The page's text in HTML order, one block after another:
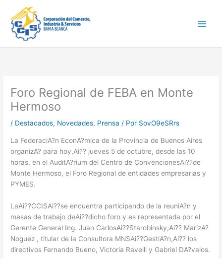
contenido
Foro Regional de FEBA en Monte
Hermoso
/ Destacados, Novedades, Prensa / Por SovO9eSRrs
La FederaciA?n EconA?mica de la Provincia de Buenos Aires
organizA? para hoy,Ai?? jueves 5 de octubre, desde las 10
horas, en el AuditA?rium del Centro de ConvencionesAi??de
Monte Hermoso, el Foro Regional de entidades empresarias y
PYMES.
LaAi??CCISAi??se encuentra participando de la reuniA?n y
mesas de trabajo deAi??dicho foro y es representada por el
Gerente General Ing. Juan CarlosAi??Starobinsky,Ai?? MarizA?
Noguez , titular de la Consultora MNSAi??GestiA?n,Ai?? los
directivos Fernando Bueno, Victoria Ravelli y Gabriel DA?valos.